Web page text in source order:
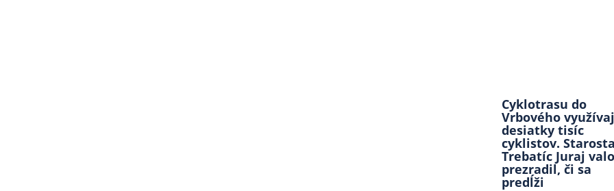
Cyklotrasu do
Vrbového
desiatky tisíc
cyklistov.
Trebatíc Juraj valo
prezradil, či sa
predĺži